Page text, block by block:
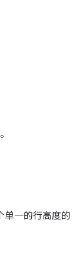
单一的行高度的